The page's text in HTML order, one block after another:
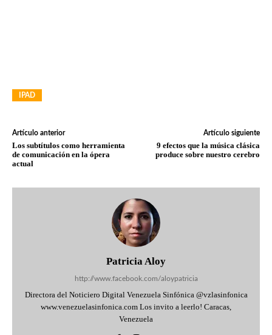
IPAD
Artículo anterior
Los subtítulos como herramienta
de comunicación en la ópera
actual
Artículo siguiente
9 efectos que la música clásica
produce sobre nuestro cerebro
Patricia Aloy
http://www.facebook.com/aloypatricia
Directora del Noticiero Digital Venezuela Sinfónica @vzlasinfonica
www.venezuelasinfonica.com Los invito a leerlo! Caracas,
Venezuela